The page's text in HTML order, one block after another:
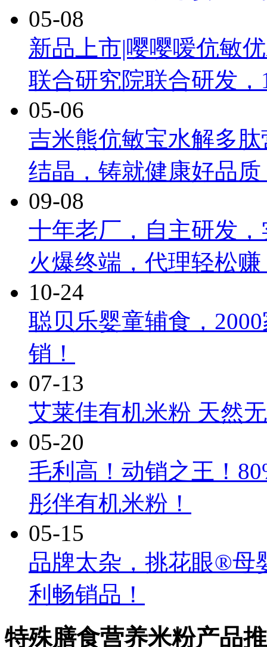
05-08
新品上市|嘤嘤嗳伉敏
联合研究院联合研发
05-06
吉米熊伉敏宝水解多
结晶，铸就健康好品质
09-08
十年老厂，自主研发
火爆终端，代理轻松赚
10-24
聪贝乐婴童辅食，
销！
07-13
艾莱佳有机米粉 天然
05-20
毛利高！动销之王！
彤伴有机米粉！
05-15
品牌太杂，挑花眼®母
利畅销品！
特殊膳食营养米粉产品